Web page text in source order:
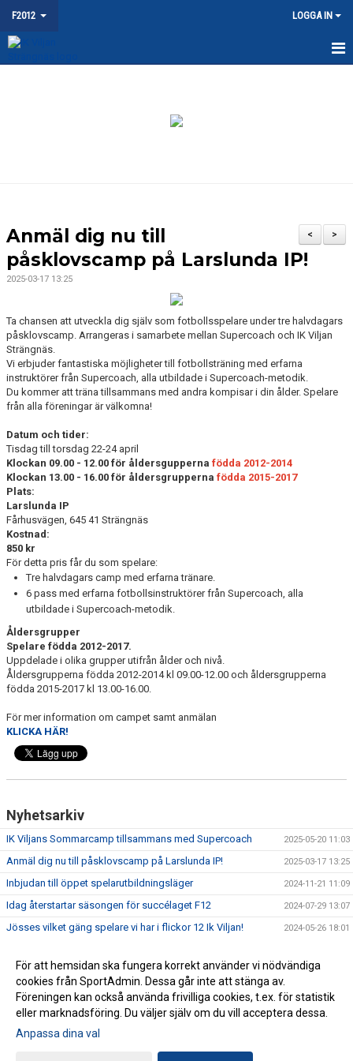
F2012 LOGGA IN
BILDGALLERI
DOKUMENT
KONTAKT
>
<
Anmäl dig nu till
påsklovscamp på Larslunda IP!
2025-03-17 13:25
Ta chansen att utveckla dig själv som fotbollsspelare under tre halvdagars
påsklovscamp. Arrangeras i samarbete mellan Supercoach och IK Viljan
Strängnäs.
Vi erbjuder fantastiska möjligheter till fotbollsträning med erfarna
instruktörer från Supercoach, alla utbildade i Supercoach-metodik.
Du kommer att träna tillsammans med andra kompisar i din ålder. Spelare
från alla föreningar är välkomna!
Datum och tider:
Tisdag till torsdag 22-24 april
Klockan 09.00 - 12.00 för åldersgupperna födda 2012-2014
Klockan 13.00 - 16.00 för åldersgrupperna födda 2015-2017
Plats:
Larslunda IP
Fårhusvägen, 645 41 Strängnäs
Kostnad:
850 kr
För detta pris får du som spelare:
Tre halvdagars camp med erfarna tränare.
6 pass med erfarna fotbollsinstruktörer från Supercoach, alla
utbildade i Supercoach-metodik.
Åldersgrupper
Spelare födda 2012-2017.
Uppdelade i olika grupper utifrån ålder och nivå.
Åldersgrupperna födda 2012-2014 kl 09.00-12.00 och åldersgrupperna
födda 2015-2017 kl 13.00-16.00.
För mer information om campet samt anmälan
KLICKA HÄR!
Nyhetsarkiv
IK Viljans Sommarcamp tillsammans med Supercoach 2025-05-20 11:03
Anmäl dig nu till påsklovscamp på Larslunda IP! 2025-03-17 13:25
Inbjudan till öppet spelarutbildningsläger 2024-11-21 11:09
Idag återstartar säsongen för succélaget F12 2024-07-29 13:07
Jösses vilket gäng spelare vi har i flickor 12 Ik Viljan! 2024-05-26 18:01
Gå till Webbversion
För att hemsidan ska fungera korrekt använder vi nödvändiga
cookies från SportAdmin. Dessa går inte att stänga av.
Föreningen kan också använda frivilliga cookies, t.ex. för statistik
eller marknadsföring. Du väljer själv om du vill acceptera dessa.
Anpassa dina val